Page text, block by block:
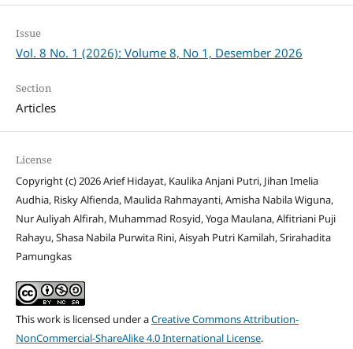
Issue
Vol. 8 No. 1 (2026): Volume 8, No 1, Desember 2026
Section
Articles
License
Copyright (c) 2026 Arief Hidayat, Kaulika Anjani Putri, Jihan Imelia
Audhia, Risky Alfienda, Maulida Rahmayanti, Amisha Nabila Wiguna,
Nur Auliyah Alfirah, Muhammad Rosyid, Yoga Maulana, Alfitriani Puji
Rahayu, Shasa Nabila Purwita Rini, Aisyah Putri Kamilah, Srirahadita
Pamungkas
This work is licensed under aCreative Commons Attribution-
NonCommercial-ShareAlike 4.0 International License.